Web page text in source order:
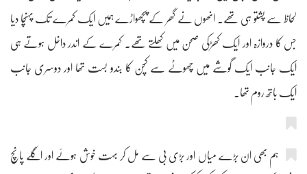
لحاظ سے پشتو ہی تھے۔ انھوں نے گھر کے پچھواڑے ہمیں ایک کمرے تک پہنچا دیا
جس کا دروازہ اور ایک کھڑکی صحن میں کھلتے تھے۔ کمرے کے اندر داخل ہوتے ہی
ایک جانب ایک گوشے میں چھوٹے سے کچن کا بندو بست تھا اور دوسری جانب
ایک باتھ روم تھا۔
ہم بھی ان بڑے میاں اور بڑی بی سے مل کر بہت خوش ہوئے اور اگلے پانچ